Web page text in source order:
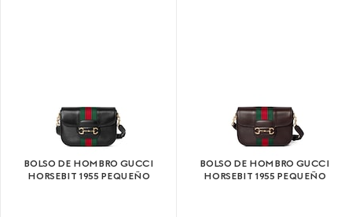
BOLSO DE HOMBRO GUCCI
HORSEBIT 1955 PEQUEÑO
BOLSO DE HOMBRO GUCCI
HORSEBIT 1955 PEQUEÑO